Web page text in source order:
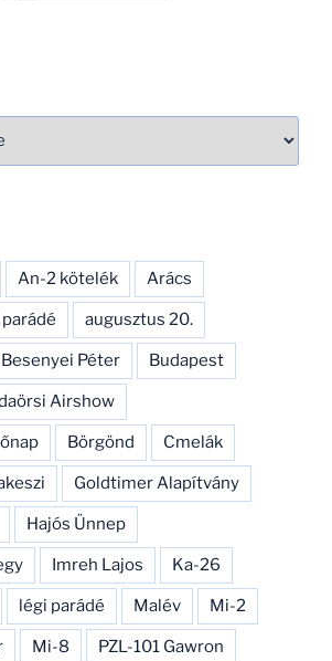
An-2 kötelék Arács
augusztus 20.
Besenyei Péter Budapest
Airshow
Börgönd Cmelák
Goldtimer Alapítvány
Hajós Ünnep
Imreh Lajos Ka-26
légi parádé Malév Mi-2
Mi-8 PZL-101 Gawron